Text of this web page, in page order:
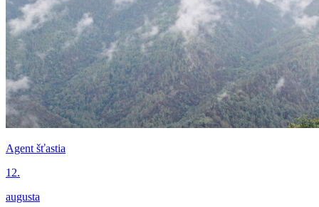
Agent šťastia
12.
augusta